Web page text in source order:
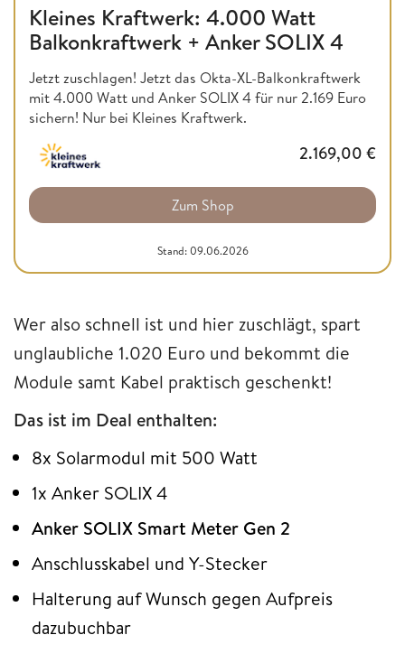
Kleines Kraftwerk: 4.000 Watt
Balkonkraftwerk + Anker SOLIX 4
Jetzt zuschlagen! Jetzt das Okta-XL-Balkonkraftwerk
mit 4.000 Watt und Anker SOLIX 4 für nur 2.169 Euro
sichern! Nur bei Kleines Kraftwerk.
2.169,00 €
Zum Shop
Stand: 09.06.2026
Wer also schnell ist und hier zuschlägt, spart
unglaubliche 1.020 Euro und bekommt die
Module samt Kabel praktisch geschenkt!
Das ist im Deal enthalten:
8x Solarmodul mit 500 Watt
1x Anker SOLIX 4
Anker SOLIX Smart Meter Gen 2
Anschlusskabel und Y-Stecker
Halterung auf Wunsch gegen Aufpreis
dazubuchbar